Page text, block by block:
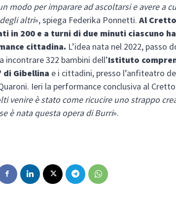
modo per imparare ad ascoltarsi e avere a
altri», spiega Federika Ponnetti.Al
in 200 e a turni di due minuti ciascuno
cittadina. L’idea nata nel 2022, passo
incontrare 322 bambini dell’Istituto
di Gibellina e i cittadini, presso l’anfiteatro
Ieri la performance conclusiva al
venire è stato come ricucire uno strappo
è nata questa opera di Burri».